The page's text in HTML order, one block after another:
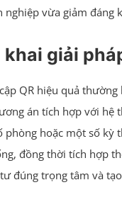
nghiệp vừa giảm đáng
giải
QR hiệu quả
án tích hợp với hệ
phòng hoặc một số
đồng thời tích hợp
đúng trọng tâm và